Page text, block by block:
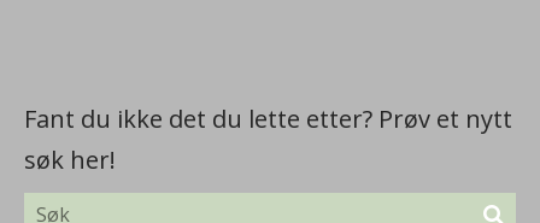
Fant du ikke det du lette etter? Prøv et nytt
søk her!